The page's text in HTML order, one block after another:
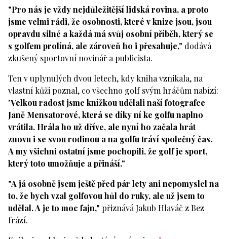
"Pro nás je vždy nejdůležitější lidská rovina, a proto
jsme velmi rádi, že osobnosti, které v knize jsou, jsou
opravdu silné a každá má svůj osobní příběh, který se
s golfem prolíná, ale zároveň ho i přesahuje," dodává
zkušený sportovní novinář a publicista.
Ten v uplynulých dvou letech, kdy kniha vznikala, na
vlastní kůži poznal, co všechno golf svým hráčům nabízí:
"Velkou radost jsme knížkou udělali naší fotografce
Janě Mensatorové, která se díky ní ke golfu naplno
vrátila. Hrála ho už dříve, ale nyní ho začala hrát
znovu i se svou rodinou a na golfu tráví společný čas.
A my všichni ostatní jsme pochopili, že golf je sport,
který toto umožňuje a přináší."
"A já osobně jsem ještě před pár lety ani nepomyslel na
to, že bych vzal golfovou hůl do ruky, ale už jsem to
udělal. A je to moc fajn," přiznává Jakub Hlaváč z Bez
frází.